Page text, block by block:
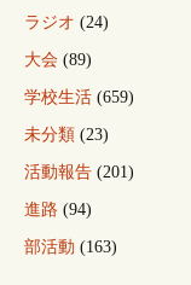
ラジオ (24)
大会 (89)
学校生活 (659)
未分類 (23)
活動報告 (201)
進路 (94)
部活動 (163)